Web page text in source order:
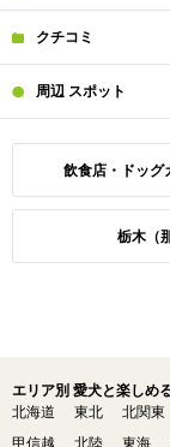
クチコミ
周辺 スポット
飲食店・ドッグ
栃木（
エリア別 愛犬と楽しめ
北海道
東北 北関東
甲信越
北陸 東海